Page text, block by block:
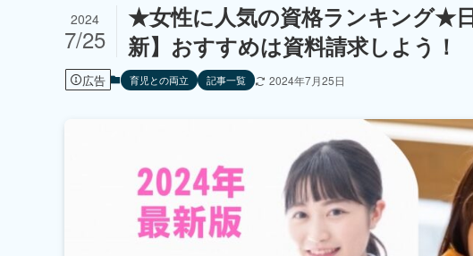
★女性に人気の資格ランキング★
新】おすすめは資料請求しよう！
2024
7/25
広告 育児との両立 記事一覧 2024年7月25日